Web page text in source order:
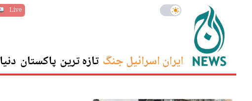
Live
ایران اسرائیل جنگ تازہ ترین پاکستان دنیا